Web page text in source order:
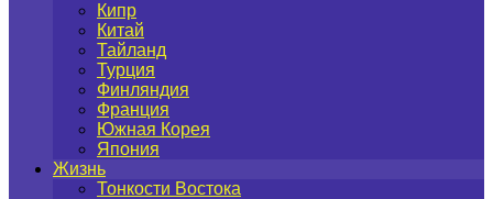
Кипр
Китай
Тайланд
Турция
Финляндия
Франция
Южная Корея
Япония
Жизнь
Тонкости Востока